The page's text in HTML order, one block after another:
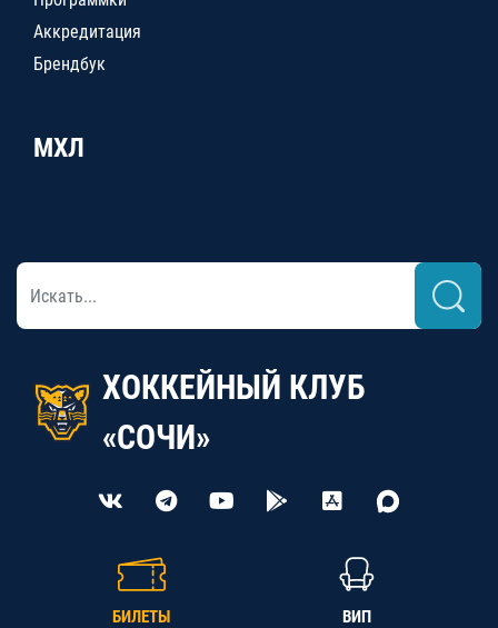
Аккредитация
Брендбук
МХЛ
ХОККЕЙНЫЙ КЛУБ
«СОЧИ»
БИЛЕТЫ ВИП